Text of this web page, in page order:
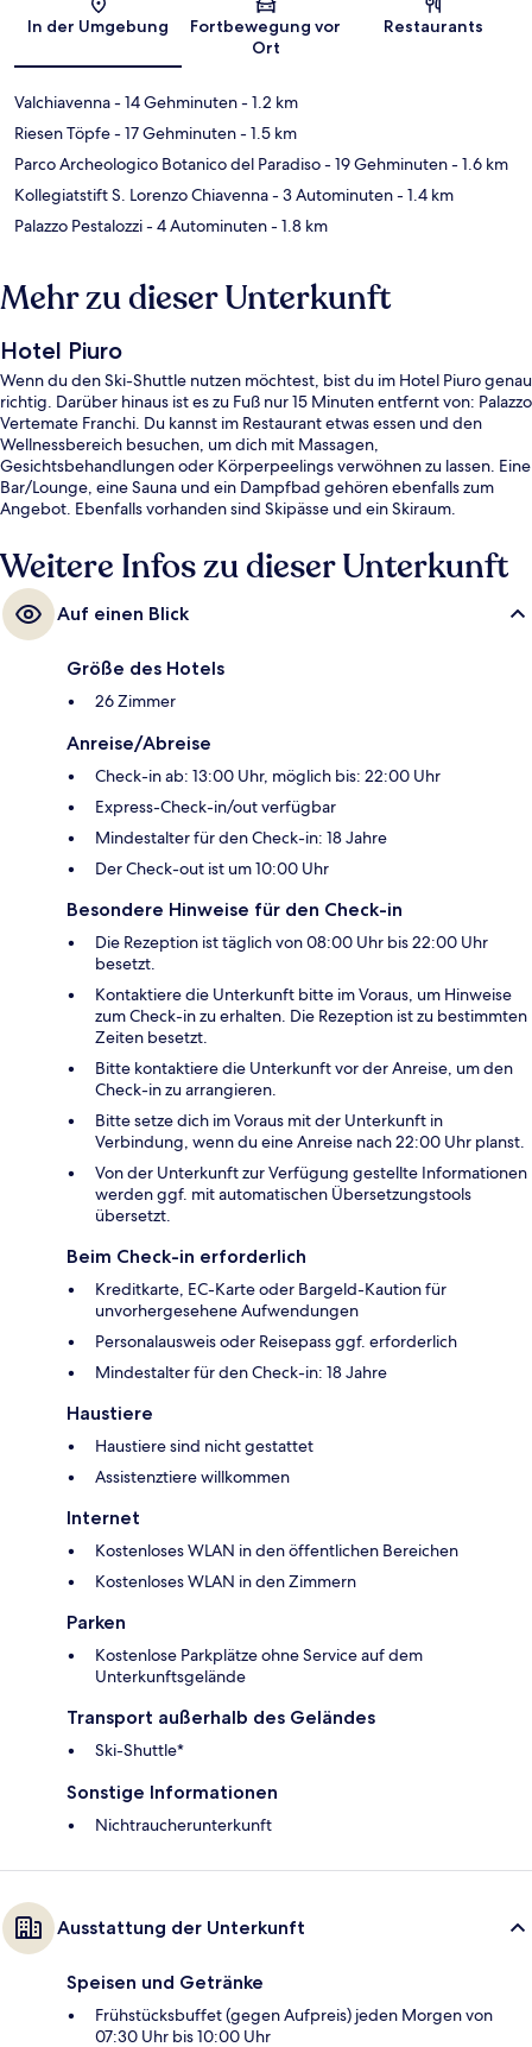
Karte
In der Umgebung
Fortbewegung vor
Ort
Restaurants
Valchiavenna- 14 Gehminuten- 1.2 km
Riesen Töpfe- 17 Gehminuten- 1.5 km
Parco Archeologico Botanico del Paradiso- 19 Gehminuten- 1.6 km
Kollegiatstift S. Lorenzo Chiavenna- 3 Autominuten- 1.4 km
Palazzo Pestalozzi- 4 Autominuten- 1.8 km
Mehr zu dieser Unterkunft
Hotel Piuro
Wenn du den Ski-Shuttle nutzen möchtest, bist du im Hotel Piuro genau
richtig. Darüber hinaus ist es zu Fuß nur 15 Minuten entfernt von: Palazzo
Vertemate Franchi. Du kannst im Restaurant etwas essen und den
Wellnessbereich besuchen, um dich mit Massagen,
Gesichtsbehandlungen oder Körperpeelings verwöhnen zu lassen. Eine
Bar/Lounge, eine Sauna und ein Dampfbad gehören ebenfalls zum
Angebot. Ebenfalls vorhanden sind Skipässe und ein Skiraum.
Weitere Infos zu dieser Unterkunft
Auf einen Blick
Größe des Hotels
26 Zimmer
Anreise/Abreise
Check-in ab: 13:00 Uhr, möglich bis: 22:00 Uhr
Express-Check-in/out verfügbar
Mindestalter für den Check-in: 18 Jahre
Der Check-out ist um 10:00 Uhr
Besondere Hinweise für den Check-in
Die Rezeption ist täglich von 08:00 Uhr bis 22:00 Uhr
besetzt.
Kontaktiere die Unterkunft bitte im Voraus, um Hinweise
zum Check-in zu erhalten. Die Rezeption ist zu bestimmten
Zeiten besetzt.
Bitte kontaktiere die Unterkunft vor der Anreise, um den
Check-in zu arrangieren.
Bitte setze dich im Voraus mit der Unterkunft in
Verbindung, wenn du eine Anreise nach 22:00 Uhr planst.
Von der Unterkunft zur Verfügung gestellte Informationen
werden ggf. mit automatischen Übersetzungstools
übersetzt.
Beim Check-in erforderlich
Kreditkarte, EC-Karte oder Bargeld-Kaution für
unvorhergesehene Aufwendungen
Personalausweis oder Reisepass ggf. erforderlich
Mindestalter für den Check-in: 18 Jahre
Haustiere
Haustiere sind nicht gestattet
Assistenztiere willkommen
Internet
Kostenloses WLAN in den öffentlichen Bereichen
Kostenloses WLAN in den Zimmern
Parken
Kostenlose Parkplätze ohne Service auf dem
Unterkunftsgelände
Transport außerhalb des Geländes
Ski-Shuttle*
Sonstige Informationen
Nichtraucherunterkunft
Ausstattung der Unterkunft
Speisen und Getränke
Frühstücksbuffet (gegen Aufpreis) jeden Morgen von
07:30 Uhr bis 10:00 Uhr